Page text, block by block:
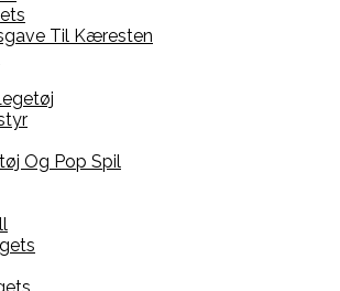
Til Kæresten
Og Pop Spil